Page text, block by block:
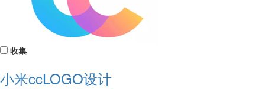
收集
小米ccLOGO设计